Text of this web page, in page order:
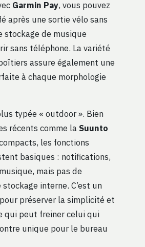
Garmin Pay, vous pouvez
après une sortie vélo sans
stockage de musique
sans téléphone. La variété
assure également une
à chaque morphologie
typée « outdoor ». Bien
récents comme la Suunto
les fonctions
basiques : notifications,
mais pas de
interne. C’est un
préserver la simplicité et
qui peut freiner celui qui
unique pour le bureau